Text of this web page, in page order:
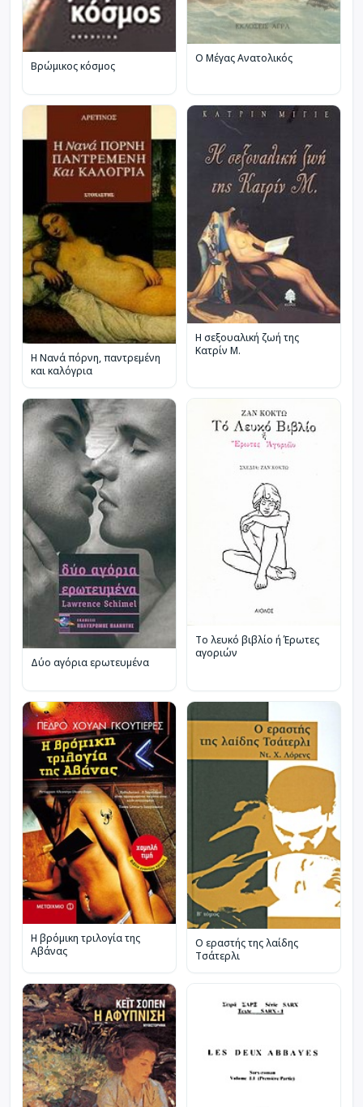
Βρώμικος κόσμος
Ο Μέγας Ανατολικός
Η Νανά πόρνη, παντρεμένη
και καλόγρια
Η σεξουαλική ζωή της
Κατρίν Μ.
Δύο αγόρια ερωτευμένα
Το λευκό βιβλίο ή Έρωτες
αγοριών
Η βρόμικη τριλογία της
Αβάνας
Ο εραστής της λαίδης
Τσάτερλι